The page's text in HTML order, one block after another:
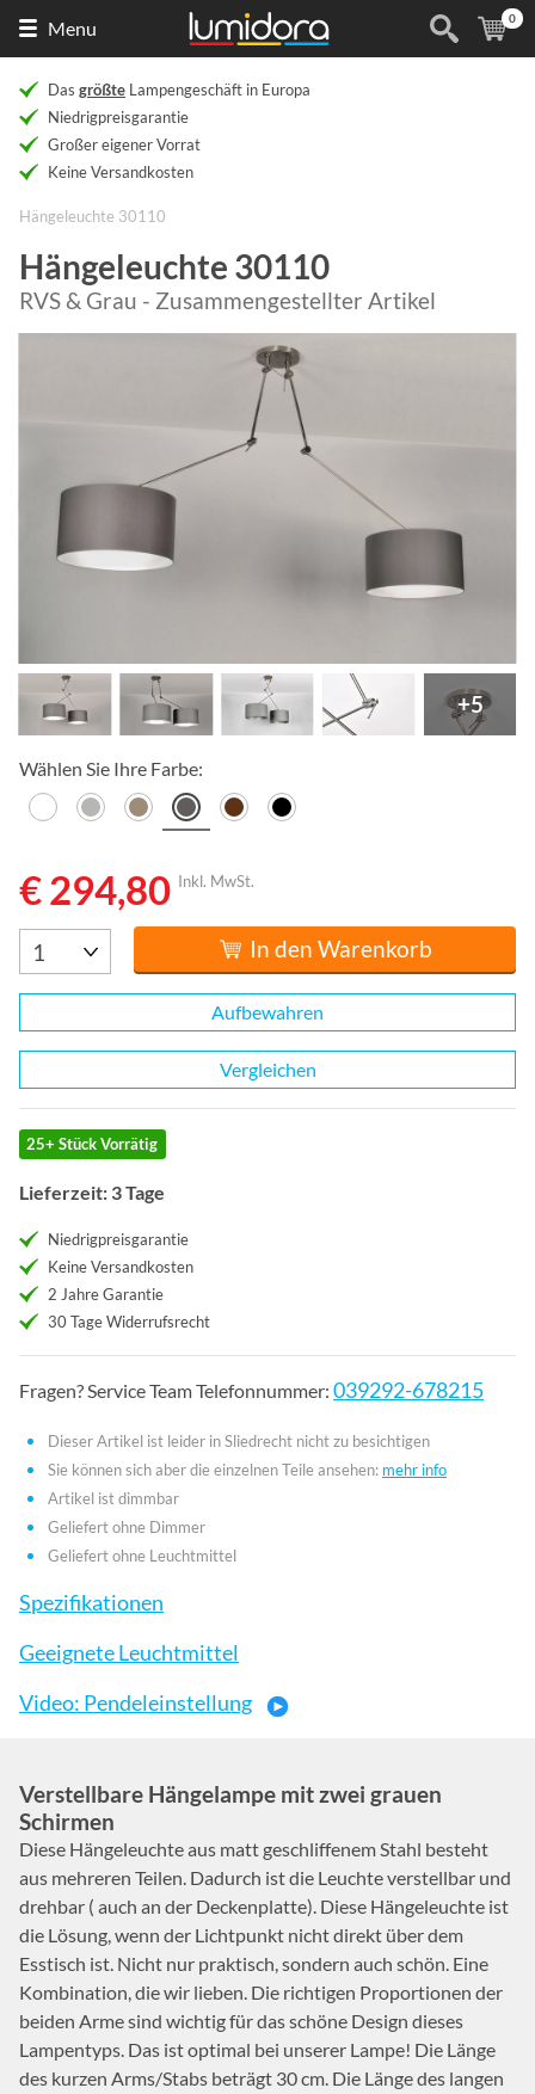
Menu (
0
Das größte Lampengeschäft in Europa
Niedrigpreisgarantie
Großer eigener Vorrat
Keine Versandkosten
Hängeleuchte 30110
Hängeleuchte 30110
RVS & Grau - Zusammengestellter Artikel
+5
Wählen Sie Ihre Farbe:
€ 294,80 Inkl. MwSt.
In den Warenkorb
Aufbewahren
Vergleichen
25+ Stück Vorrätig
Lieferzeit: 3 Tage
Niedrigpreisgarantie
Keine Versandkosten
2 Jahre Garantie
30 Tage Widerrufsrecht
Fragen? Service Team Telefonnummer: 039292-678215
Dieser Artikel ist leider in Sliedrecht nicht zu besichtigen
Sie können sich aber die einzelnen Teile ansehen: mehr info
Artikel ist dimmbar
Geliefert ohne Dimmer
Geliefert ohne Leuchtmittel
Spezifikationen
Geeignete Leuchtmittel
Video: Pendeleinstellung
Verstellbare Hängelampe mit zwei grauen
Schirmen
Diese Hängeleuchte aus matt geschliffenem Stahl besteht
aus mehreren Teilen. Dadurch ist die Leuchte verstellbar und
drehbar ( auch an der Deckenplatte). Diese Hängeleuchte ist
die Lösung, wenn der Lichtpunkt nicht direkt über dem
Esstisch ist. Nicht nur praktisch, sondern auch schön. Eine
Kombination, die wir lieben. Die richtigen Proportionen der
beiden Arme sind wichtig für das schöne Design dieses
Lampentyps. Das ist optimal bei unserer Lampe! Die Länge
des kurzen Arms/Stabs beträgt 30 cm. Die Länge des langen